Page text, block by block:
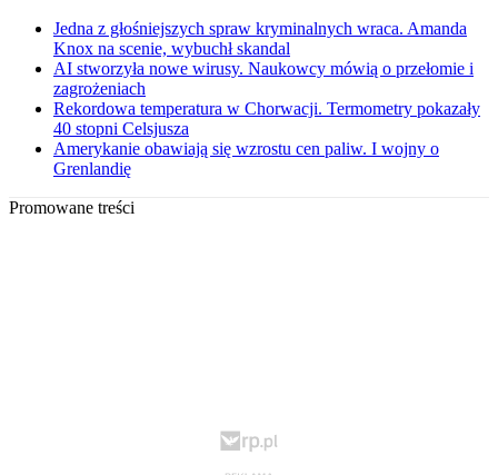
Jedna z głośniejszych spraw kryminalnych wraca. Amanda
Knox na scenie, wybuchł skandal
AI stworzyła nowe wirusy. Naukowcy mówią o przełomie i
zagrożeniach
Rekordowa temperatura w Chorwacji. Termometry pokazały
40 stopni Celsjusza
Amerykanie obawiają się wzrostu cen paliw. I wojny o
Grenlandię
Promowane treści